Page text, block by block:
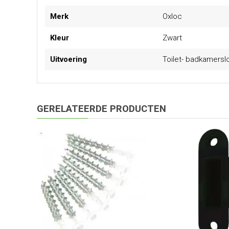
informatie
Merk Oxloc
Kleur Zwart
Uitvoering Toilet-
GERELATEERDE PRODUCTEN